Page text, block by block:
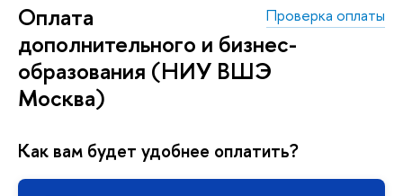
Проверка оплаты
Оплата
дополнительного и бизнес-
образования (НИУ ВШЭ
Москва)
Как вам будет удобнее оплатить?